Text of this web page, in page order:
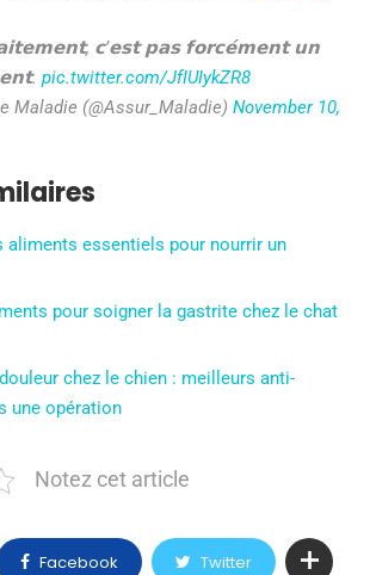
𝗰’𝗲𝘀𝘁 𝗽𝗮𝘀 𝗳𝗼𝗿𝗰𝗲́𝗺𝗲𝗻𝘁 𝘂𝗻
pic.twitter.com/JfIUIykZR8
Maladie (@Assur_Maladie) November 10,
aliments essentiels pour nourrir un
pour soigner la gastrite chez le chat
chez le chien : meilleurs anti-
une opération
Notez cet article
Facebook Twitter